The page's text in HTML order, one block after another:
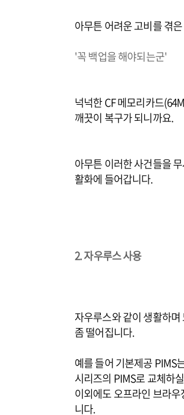
아무튼 어려운 고비를 겪
'꼭 백업을 해야되는군'
넉넉한 CF 메모리카드
깨끗이 복구가 되니까요.
아무튼 이러한 사건들을
활화에 들어갑니다.
2. 자우루스 사용
자우루스와 같이 생활하
좀 떨어집니다.
예를 들어 기본제공 PIMS
시리즈의 PIMS로 교체하
이외에도 오프라인 브라
니다.